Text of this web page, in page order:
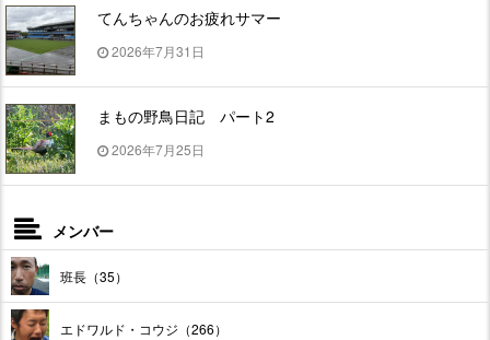
てんちゃんのお疲れサマー
2026年7月31日
まもの野鳥日記 パート2
2026年7月25日
メンバー
班長（35）
エドワルド・コウジ（266）